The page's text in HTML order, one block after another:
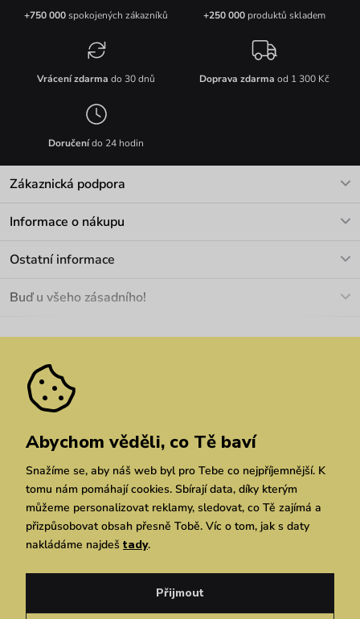
+750 000spokojených zákazníků +250 000produktů skladem
Vrácení zdarma do 30 dnů Doprava zdarma od 1 300 Kč
Doručenído 24 hodin
Zákaznická podpora
Informace o nákupu
Materiály a údržba
Pozáruční opravy
Ostatní informace
Velkoobchod
We Care
Dárkové poukazy
Vuchlook
Prodejny
Praha Brno Chrudim
Buď u všeho zásadního!
Zásady ochrany osobních údajů
Simplia.cz
Abychom věděli, co Tě baví
Snažíme se, aby náš web byl pro Tebe co nejpříjemnější. K
tomu nám pomáhají cookies. Sbírají data, díky kterým
můžeme personalizovat reklamy, sledovat, co Tě zajímá a
přizpůsobovat obsah přesně Tobě. Víc o tom, jak s daty
nakládáme najdeš tady.
Přijmout